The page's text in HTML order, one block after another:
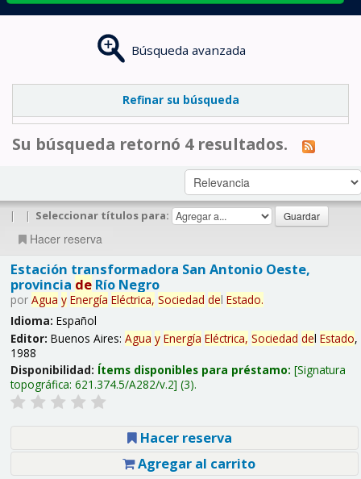
Búsqueda avanzada
Refinar su búsqueda
Su búsqueda retornó 4 resultados.
| | Seleccionar títulos para:
Hacer reserva
Estación transformadora San Antonio Oeste,
provincia deRío Negro
por Agua y Energía Eléctrica, Sociedad del Estado.
Idioma: Español
Editor: Buenos Aires: Agua y Energía Eléctrica, Sociedad del Estado,
1988
Disponibilidad: Ítems disponibles para préstamo: Signatura
topográfica: 621.374.5/A282/v.2 (3).
Hacer reserva
Agregar al carrito